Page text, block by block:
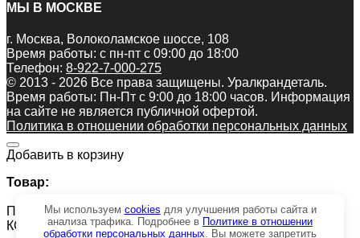
МЫ В МОСКВЕ
г. Москва, Волоколамское шоссе, 108
Время работы: с пн-пт с 09:00 до 18:00
Телефон: 8-922-7-000-275
© 2013 - 2026 Все права защищены. Уралкрандеталь.
Время работы: Пн-Пт c 9:00 до 18:00 часов. Информация
на сайте не является публичной офертой.
Политика в отношении обработки персональных данных
Добавить в корзину
Товар:
Подвеска крюковая КС-3578.63.300 на Ивановец
КС-3577, КС-3578
Мы используем cookies для улучшения работы сайта и
анализа трафика. Подробнее в Политике в отношении
обработки персональных данных . Вы можете запретить